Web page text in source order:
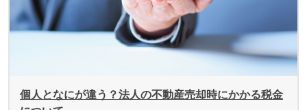
個人となにが違う？法人の不動産売却時にかかる税金